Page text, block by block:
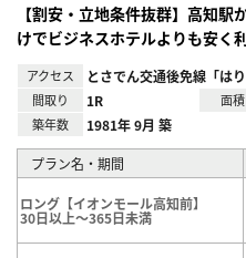
【割安・立地条件抜群】高知
けでビジネスホテルよりも安く
アクセス とさでん交通後免線「は
間取り 1R 面積
築年数 1981年 9月 築
プラン名・期間
ロング【イオンモール高知前】
30日以上～365日未満